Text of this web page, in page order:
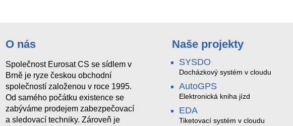
O nás
Společnost Eurosat CS se sídlem v
Brně je ryze českou obchodní
společností založenou v roce 1995.
Od samého počátku existence se
zabýváme prodejem zabezpečovací
a sledovací techniky. Zároveň je
Naše projekty
SYSDO
Docházkový systém v cloudu
AutoGPS
Elektronická kniha jízd
EDA
Tiketovací systém v cloudu